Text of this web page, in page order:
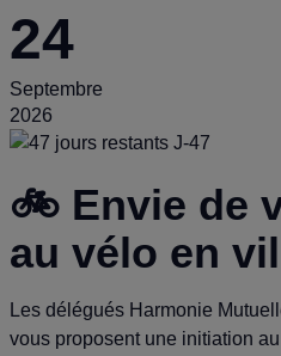
24
Septembre
2026
J-47
🚲 Envie de
au vélo en
Les délégués Harmonie
vous proposent une initiation